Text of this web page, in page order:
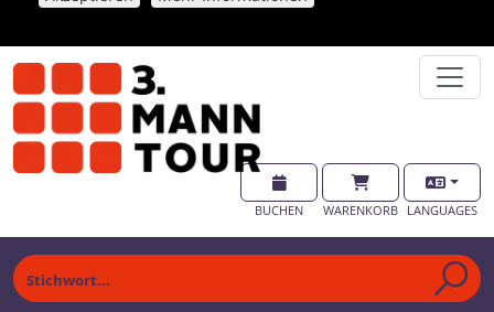
BUCHEN WARENKORB LANGUAGES